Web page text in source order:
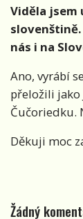
Viděla
nás i na
Ano, vyrábí
přeložili jako
Čučoriedku.
Děkuji moc
Žádný